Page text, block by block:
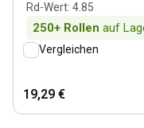
Rd-Wert: 4.85
250+ Rollen auf
Vergleichen
19,29 €